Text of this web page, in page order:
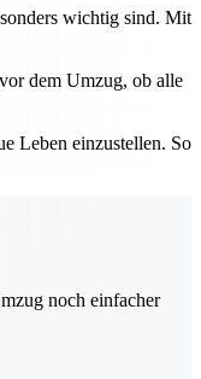
wichtig sind. Mit
dem Umzug, ob alle
Leben einzustellen. So
noch einfacher